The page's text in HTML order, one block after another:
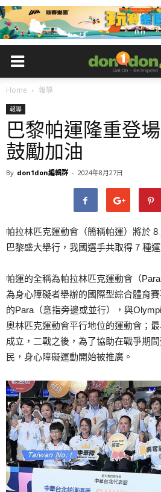
Home 報導
報導
巴黎帕運隆重登
鼓勵加油
By don1don編輯群 - 2024年8月27日
帕拉林匹克運動會（簡稱帕運）將於
巴黎盛大舉行，我國選手共取得 7 種
帕運的全稱為帕拉林匹克運動會（
為身心障礙者舉辦的國際型綜合體育
的Para（意指旁邊或並行），與
奧林匹克運動會平行地位的運動會；
成立，二戰之後，為了協助在戰爭期
民，身心障礙運動開始被推廣。